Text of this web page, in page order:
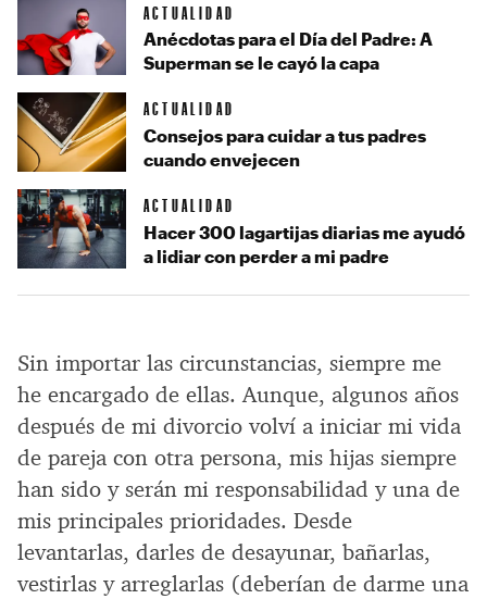
Sin importar las circunstancias, siempre me
he encargado de ellas. Aunque, algunos años
después de mi divorcio volví a iniciar mi vida
de pareja con otra persona, mis hijas siempre
han sido y serán mi responsabilidad y una de
mis principales prioridades. Desde
levantarlas, darles de desayunar, bañarlas,
vestirlas y arreglarlas (deberían de darme una
ACTUALIDAD
Anécdotas para el Día del Padre: A
Superman se le cayó la capa
ACTUALIDAD
Consejos para cuidar a tus padres
cuando envejecen
ACTUALIDAD
Hacer 300 lagartijas diarias me ayudó
a lidiar con perder a mi padre